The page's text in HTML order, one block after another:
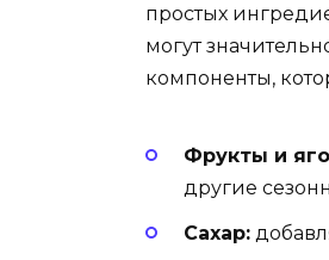
простых
могут
компоненты,
Фрукты и
другие
Сахар: